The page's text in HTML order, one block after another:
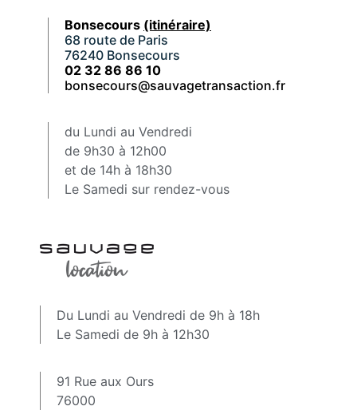
Bonsecours (itinéraire)
68 route de Paris
76240 Bonsecours
02 32 86 86 10
bonsecours@sauvagetransaction.fr
du Lundi au Vendredi
de 9h30 à 12h00
et de 14h à 18h30
Le Samedi sur rendez-vous
Du Lundi au Vendredi de 9h à 18h
Le Samedi de 9h à 12h30
91 Rue aux Ours
76000